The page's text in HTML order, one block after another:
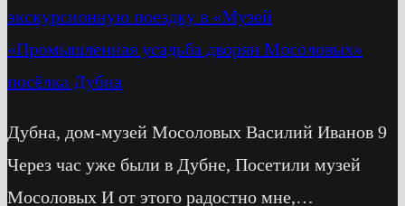
экскурсионную поездку в «Музей
«Промышленная усадьба дворян Мосоловых»
посёлка Дубна
Дубна, дом-музей Мосоловых Василий Иванов 9
Через час уже были в Дубне, Посетили музей
Мосоловых И от этого радостно мне,…